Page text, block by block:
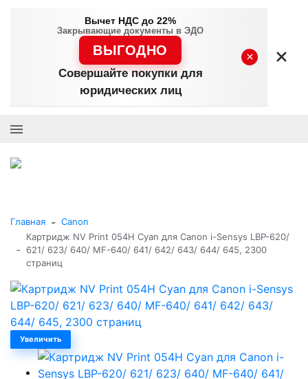
Вычет НДС до 22%
Закрывающие документы в ЭДО
ВЫГОДНО
Совершайте покупки для
юридических лиц
×
Главная - Canon
-
Картридж NV Print 054H Cyan для Canon i-Sensys LBP-620/
621/ 623/ 640/ MF-640/ 641/ 642/ 643/ 644/ 645, 2300
страниц
Увеличить